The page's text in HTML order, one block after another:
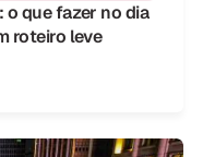
o que fazer no dia
roteiro leve